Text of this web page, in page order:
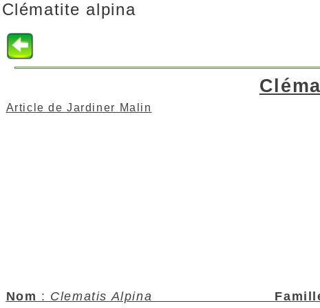
Clématite alpina
Article de Jardiner Malin
Nom : Clematis Alpina